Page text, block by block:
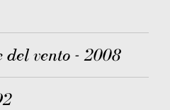
vento - 2008